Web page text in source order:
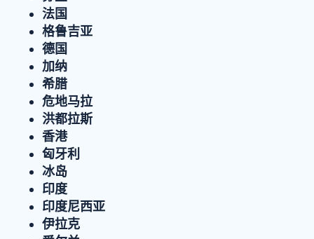
法国
格鲁吉亚
德国
加纳
希腊
危地马拉
洪都拉斯
香港
匈牙利
冰岛
印度
印度尼西亚
伊拉克